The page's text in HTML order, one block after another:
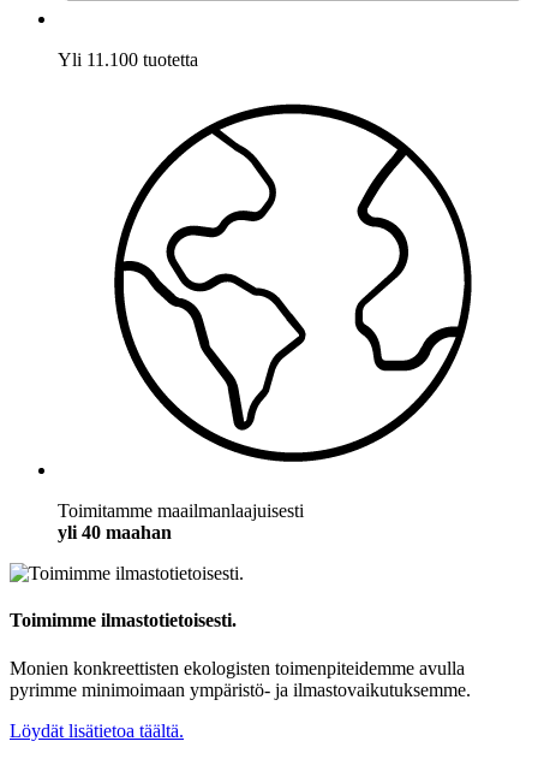
Yli 11.100 tuotetta
Toimitamme maailmanlaajuisesti
yli 40 maahan
Toimimme ilmastotietoisesti.
Monien konkreettisten ekologisten toimenpiteidemme avulla
pyrimme minimoimaan ympäristö- ja ilmastovaikutuksemme.
Löydät lisätietoa täältä.